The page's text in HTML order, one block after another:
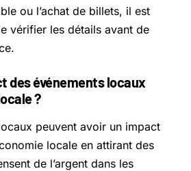
ou l’achat de billets, il est
vérifier les détails avant de
des événements locaux
?
peuvent avoir un impact
locale en attirant des
de l’argent dans les